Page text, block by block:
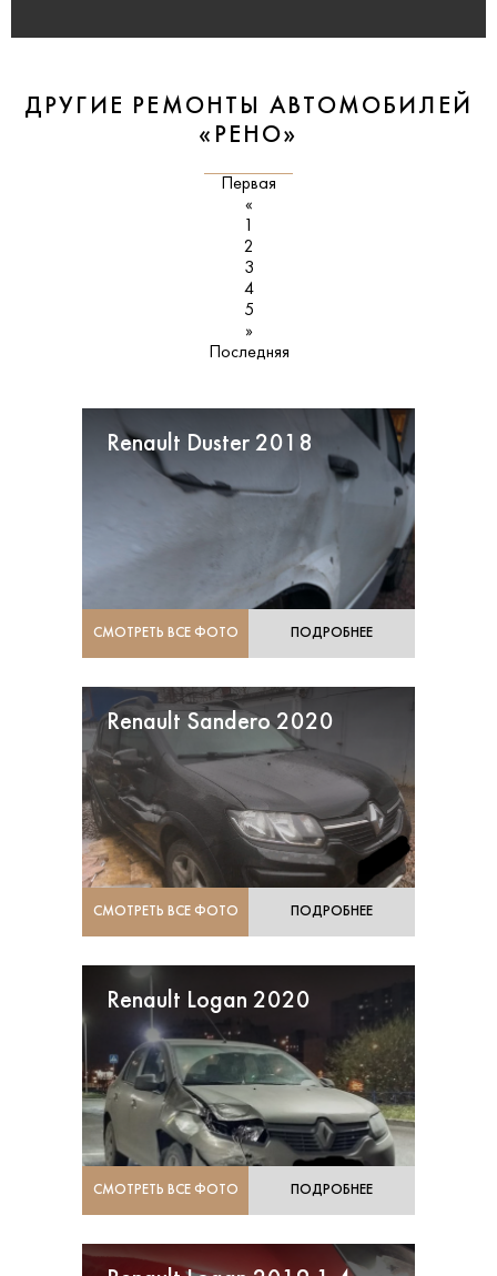
ДРУГИЕ РЕМОНТЫ АВТОМОБИЛЕЙ
«РЕНО»
Первая
«
2
3
4
5
»
Последняя
Renault Duster 2018
СМОТРЕТЬ ВСЕ ФОТО ПОДРОБНЕЕ
Renault Sandero 2020
СМОТРЕТЬ ВСЕ ФОТО ПОДРОБНЕЕ
Renault Logan 2020
СМОТРЕТЬ ВСЕ ФОТО ПОДРОБНЕЕ